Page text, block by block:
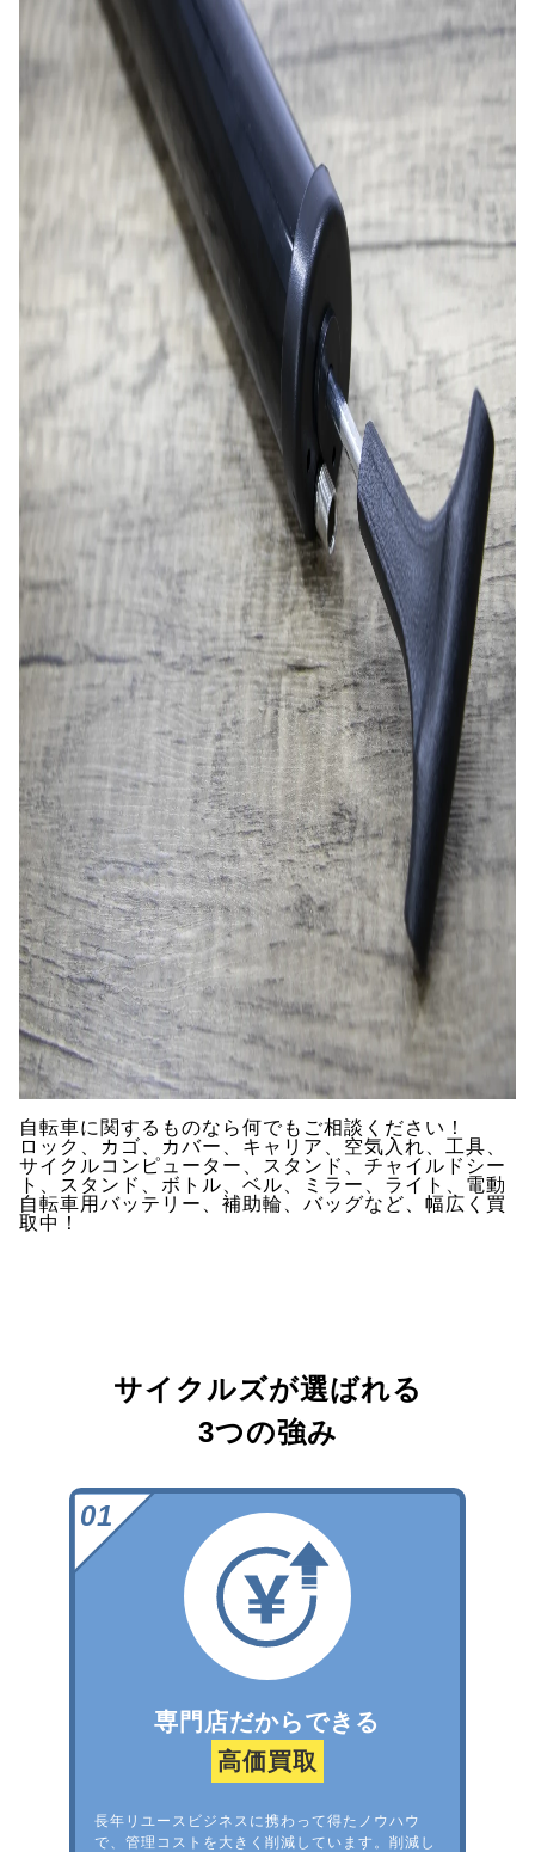
自転車に関するものなら何でもご相談ください！
ロック、カゴ、カバー、キャリア、空気入れ、工具、
サイクルコンピューター、スタンド、チャイルドシー
ト、スタンド、ボトル、ベル、ミラー、ライト、電動
自転車用バッテリー、補助輪、バッグなど、幅広く買
取中！
サイクルズが選ばれる
3つの強み
専門店だからできる
高価買取
長年リユースビジネスに携わって得たノウハウ
で、管理コストを大きく削減しています。削減し